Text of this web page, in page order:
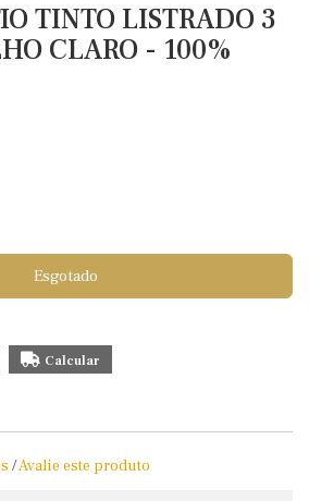
TINTO LISTRADO 3
CLARO - 100%
Esgotado
/Avalie este produto